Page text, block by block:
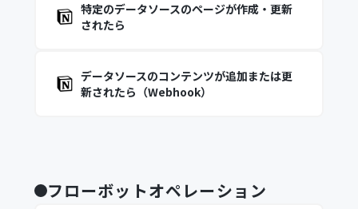
特定のデータソースのページが作成・更新
されたら
データソースのコンテンツが追加または更
新されたら（Webhook）
フローボットオペレーション